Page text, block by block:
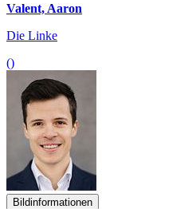
Valent, Aaron
Die Linke
()
Bildinformationen